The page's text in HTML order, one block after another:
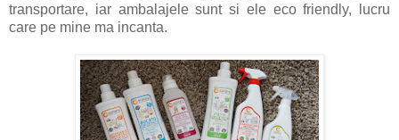
transportare, iar ambalajele sunt si ele eco friendly, lucru
care pe mine ma incanta.